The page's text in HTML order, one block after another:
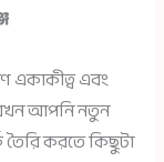
একাকীত্ব এবং
যখন আপনি নতুন
করতে কিছুটা